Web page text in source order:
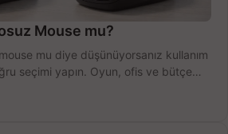
Mouse mu?
mu diye düşünüyorsanız kullanım
seçimi yapın. Oyun, ofis ve bütçe